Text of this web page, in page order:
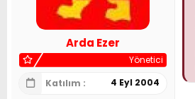
Arda Ezer
Yönetici
Katılım
4 Eyl 2004